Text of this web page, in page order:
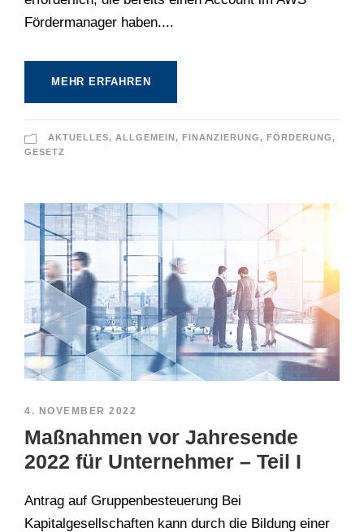
Fördermanager haben....
MEHR ERFAHREN
AKTUELLES, ALLGEMEIN , FINANZIERUNG, FÖRDERUNG,
GESETZ
4. NOVEMBER 2022
Maßnahmen vor Jahresende
2022 für Unternehmer – Teil I
Antrag auf Gruppenbesteuerung Bei
Kapitalgesellschaften kann durch die Bildung einer